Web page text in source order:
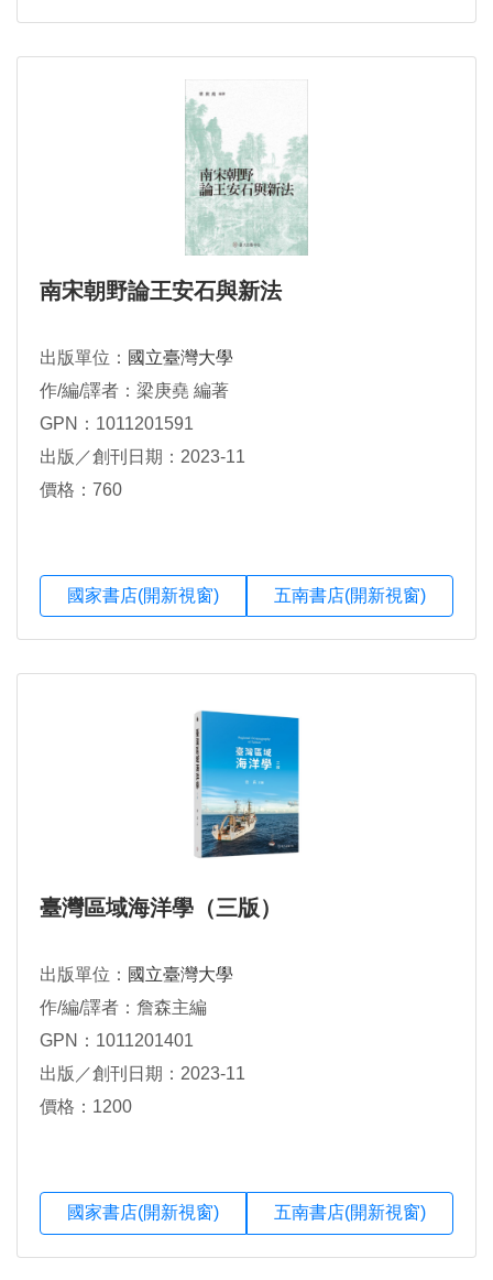
南宋朝野論王安石與新法
出版單位： 國立臺灣大學
作/編/譯者：梁庚堯 編著
GPN：1011201591
出版／創刊日期：2023-11
價格：760
國家書店(開新視窗) 五南書店(開新視窗)
臺灣區域海洋學（三版）
出版單位： 國立臺灣大學
作/編/譯者：詹森主編
GPN：1011201401
出版／創刊日期：2023-11
價格：1200
國家書店(開新視窗) 五南書店(開新視窗)